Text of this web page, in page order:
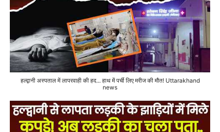
हल्द्वानी अस्पताल में लापरवाही की हद... हाथ में पर्ची लिए मरीज की मौत! Uttarakhand
news